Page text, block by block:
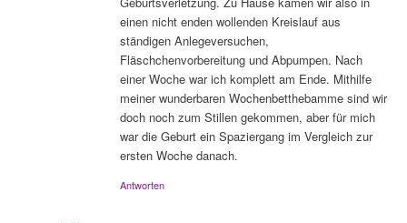
einen nicht enden wollenden Kreislauf aus
ständigen Anlegeversuchen,
Fläschchenvorbereitung und Abpumpen. Nach
einer Woche war ich komplett am Ende. Mithilfe
meiner wunderbaren Wochenbetthebamme sind wir
doch noch zum Stillen gekommen, aber für mich
war die Geburt ein Spaziergang im Vergleich zur
ersten Woche danach.
Antworten